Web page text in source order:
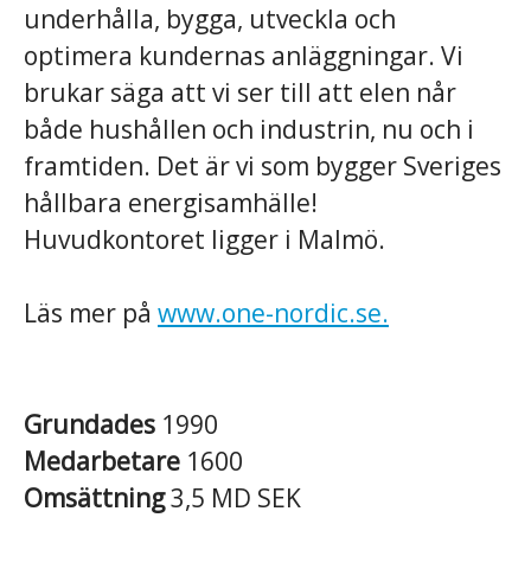
underhålla, bygga, utveckla och
optimera kundernas anläggningar. Vi
brukar säga att vi ser till att elen når
både hushållen och industrin, nu och i
framtiden. Det är vi som bygger Sveriges
hållbara energisamhälle!
Huvudkontoret ligger i Malmö.
Läs mer på www.one-nordic.se.
Grundades 1990
Medarbetare 1600
Omsättning3,5 MD SEK